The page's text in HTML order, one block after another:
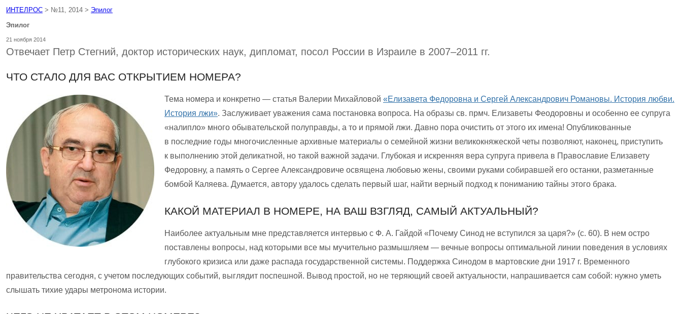
ИНТЕЛРОС > №11, 2014 > Эпилог
Эпилог
21 ноября 2014
Отвечает Петр Стегний, доктор исторических наук, дипломат, посол России в Израиле в 2007–2011 гг.
ЧТО СТАЛО ДЛЯ ВАС ОТКРЫТИЕМ НОМЕРА?
Тема номера и конкретно — статья Валерии Михайловой «Елизавета Федоровна и Сергей Александрович Романовы. История любви.
История лжи». Заслуживает уважения сама постановка вопроса. На образы св. прмч. Елизаветы Феодоровны и особенно ее супруга
«налипло» много обывательской полуправды, а то и прямой лжи. Давно пора очистить от этого их имена! Опубликованные
в последние годы многочисленные архивные материалы о семейной жизни великокняжеской четы позволяют, наконец, приступить
к выполнению этой деликатной, но такой важной задачи. Глубокая и искренняя вера супруга привела в Православие Елизавету
Федоровну, а память о Сергее Александровиче освящена любовью жены, своими руками собиравшей его останки, разметанные
бомбой Каляева. Думается, автору удалось сделать первый шаг, найти верный подход к пониманию тайны этого брака.
КАКОЙ МАТЕРИАЛ В НОМЕРЕ, НА ВАШ ВЗГЛЯД, САМЫЙ АКТУАЛЬНЫЙ?
Наиболее актуальным мне представляется интервью с Ф. А. Гайдой «Почему Синод не вступился за царя?» (с. 60). В нем остро
поставлены вопросы, над которыми все мы мучительно размышляем — вечные вопросы оптимальной линии поведения в условиях
глубокого кризиса или даже распада государственной системы. Поддержка Синодом в мартовские дни 1917 г. Временного
правительства сегодня, с учетом последующих событий, выглядит поспешной. Вывод простой, но не теряющий своей актуальности, напрашивается сам собой: нужно уметь
слышать тихие удары метронома истории.